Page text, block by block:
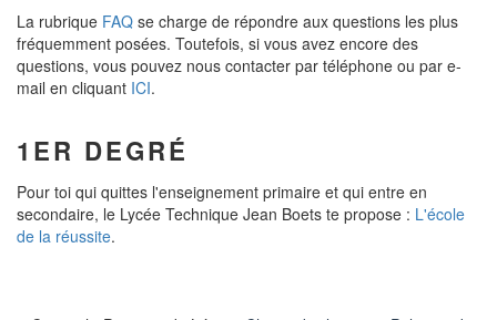
La rubrique FAQ se charge de répondre aux questions les plus
fréquemment posées. Toutefois, si vous avez encore des
questions, vous pouvez nous contacter par téléphone ou par e-
mail en cliquant ICI.
1ER DEGRÉ
Pour toi qui quittes l'enseignement primaire et qui entre en
secondaire, le Lycée Technique Jean Boets te propose : L'école
de la réussite.